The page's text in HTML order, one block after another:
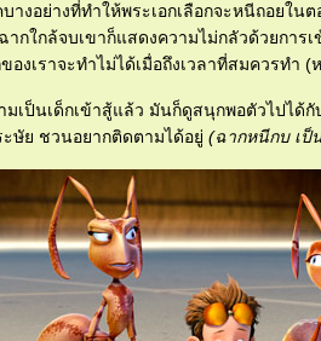
างอย่างที่ทำให้พระเอกเลือกจะหนีถอยใ
กใกล้จบเขาก็แสดงความไม่กลัวด้วยการ
องเราจะทำไม่ได้เมื่อถึงเวลาที่สมควรท
มเป็นเด็กเข้าสู้แล้ว มันก็ดูสนุกพอตัวไปไ
ษัย ชวนอยากติดตามได้อยู่ (ฉากหนีกบ เป็